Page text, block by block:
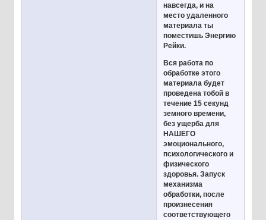
навсегда, и на
место удаленного
материала ты
поместишь Энергию
Рейки.
Вся работа по
обработке этого
материала будет
проведена тобой в
течение 15 секунд
земного времени,
без ущерба для
НАШЕГО
эмоционального,
психологического и
физического
здоровья. Запуск
механизма
обработки, после
произнесения
соответствующего